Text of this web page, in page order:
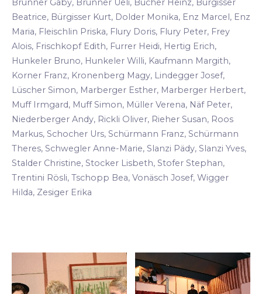
Brunner Gaby, Brunner Ueli, Bucher Heinz, Bürgisser
Beatrice, Bürgisser Kurt, Dolder Monika, Enz Marcel, Enz
Maria, Fleischlin Priska, Flury Doris, Flury Peter, Frey
Alois, Frischkopf Edith, Furrer Heidi, Hertig Erich,
Hunkeler Bruno, Hunkeler Willi, Kaufmann Margith,
Korner Franz, Kronenberg Magy, Lindegger Josef,
Lüscher Simon, Marberger Esther, Marberger Herbert,
Muff Irmgard, Muff Simon, Müller Verena, Näf Peter,
Niederberger Andy, Rickli Oliver, Rieher Susan, Roos
Markus, Schocher Urs, Schürmann Franz, Schürmann
Theres, Schwegler Anne-Marie, Slanzi Pädy, Slanzi Yves,
Stalder Christine, Stocker Lisbeth, Stofer Stephan,
Trentini Rösli, Tschopp Bea, Vonäsch Josef, Wigger
Hilda, Zesiger Erika